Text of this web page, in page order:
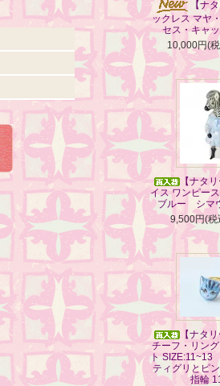
【ナ
ックレス マヤ
セス・キャ
10,000円(
【ナタ
イス ワンピー
ブルー シマ
9,500円(税
【ナタ
チーフ・リン
ト SIZE:11~13
ティグリとピ
指輪